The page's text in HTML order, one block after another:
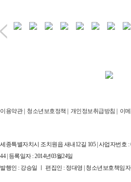
이용약관| 청소년보호정책 | 개인정보취급방침 | 이
세종특별자치시 조치원읍 새내12길 105 | 사업자번호 :
44 | 등록일자 : 2014년03월24일
발행인 : 강승일 ㅣ 편집인 : 정대영 | 청소년보호책임자